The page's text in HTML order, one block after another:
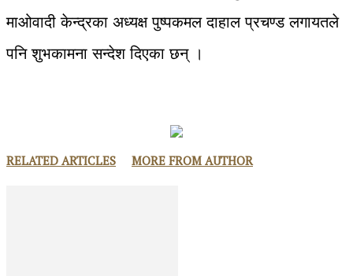
माओवादी केन्द्रका अध्यक्ष पुष्पकमल दाहाल प्रचण्ड लगायतले
पनि शुभकामना सन्देश दिएका छन् ।
RELATED ARTICLES MORE FROM AUTHOR